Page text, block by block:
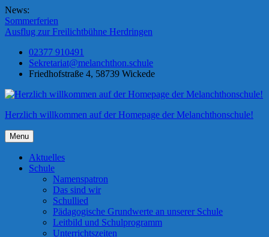
Skip
to
content
News:
Sommerferien
Ausflug zur Freilichtbühne Herdringen
02377 910491
Sekretariat@melanchthon.schule
Friedhofstraße 4, 58739 Wickede
Herzlich willkommen auf der Homepage der Melanchthonschule!
Menu
Aktuelles
Schule
Namenspatron
Das sind wir
Schullied
Pädagogische Grundwerte an unserer Schule
Leitbild und Schulprogramm
Unterrichtszeiten